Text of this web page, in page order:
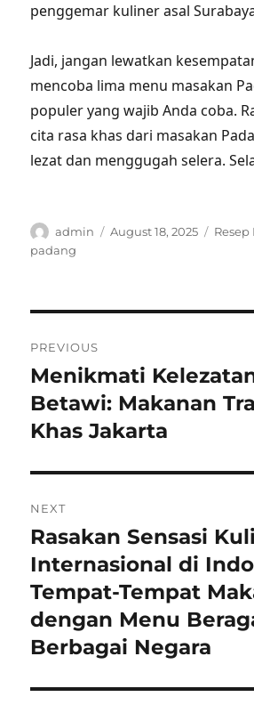
penggemar kuliner asal
Jadi, jangan lewatkan
mencoba lima menu masakan
populer yang wajib Anda coba.
cita rasa khas dari masakan
lezat dan menggugah selera.
Author
admin
Posted
August 18, 2025 Resep
padang
navigation
PREVIOUS
Previous
post:
Menikmati
Betawi: Makanan
Khas Jakarta
NEXT
Next
post:
Rasakan Sensasi
Internasional di
Tempat-Tempat
dengan Menu
Berbagai Negara